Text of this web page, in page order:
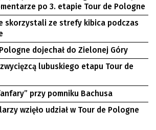
po 3. etapie Tour de Pologne
skorzystali ze strefy kibica podczas
dojechał do Zielonej Góry
lubuskiego etapu Tour de
przy pomniku Bachusa
wzięło udział w Tour de Pologne